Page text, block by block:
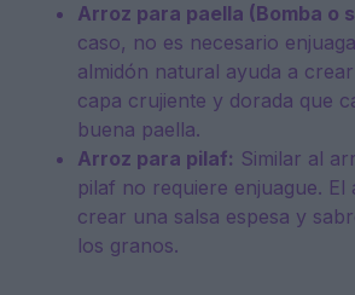
Arroz para paella (Bomba o
caso, no es necesario
almidón natural ayuda a
capa crujiente y dorada que
buena paella.
Arroz para pilaf: Similar al
pilaf no requiere enjuague. El
crear una salsa espesa y
los granos.